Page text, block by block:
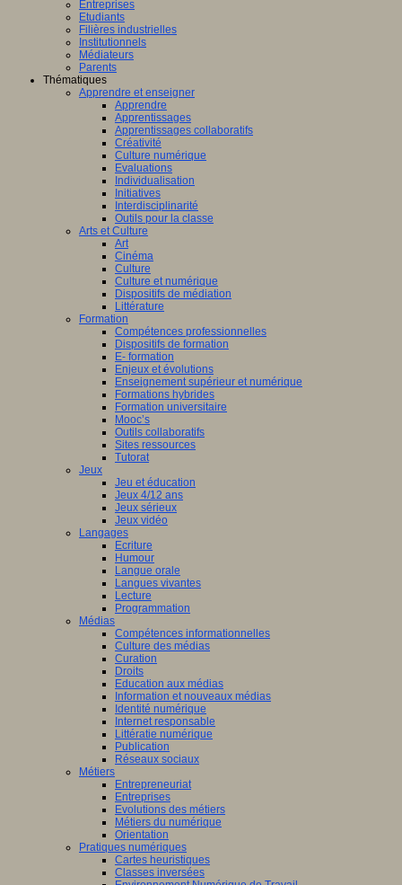
Entreprises
Etudiants
Filières industrielles
Institutionnels
Médiateurs
Parents
Thématiques
Apprendre et enseigner
Apprendre
Apprentissages
Apprentissages collaboratifs
Créativité
Culture numérique
Evaluations
Individualisation
Initiatives
Interdisciplinarité
Outils pour la classe
Arts et Culture
Art
Cinéma
Culture
Culture et numérique
Dispositifs de médiation
Littérature
Formation
Compétences professionnelles
Dispositifs de formation
E- formation
Enjeux et évolutions
Enseignement supérieur et numérique
Formations hybrides
Formation universitaire
Mooc’s
Outils collaboratifs
Sites ressources
Tutorat
Jeux
Jeu et éducation
Jeux 4/12 ans
Jeux sérieux
Jeux vidéo
Langages
Ecriture
Humour
Langue orale
Langues vivantes
Lecture
Programmation
Médias
Compétences informationnelles
Culture des médias
Curation
Droits
Education aux médias
Information et nouveaux médias
Identité numérique
Internet responsable
Littératie numérique
Publication
Réseaux sociaux
Métiers
Entrepreneuriat
Entreprises
Evolutions des métiers
Métiers du numérique
Orientation
Pratiques numériques
Cartes heuristiques
Classes inversées